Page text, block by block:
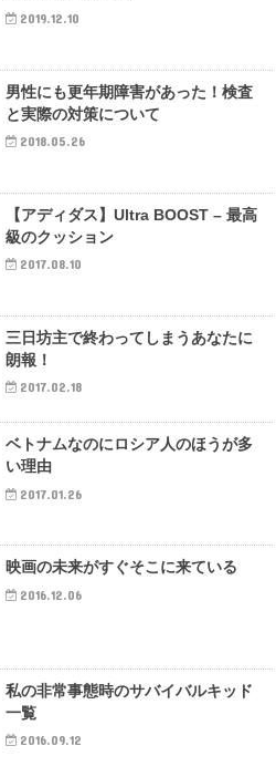
2019.12.10
男性にも更年期障害があった！検査
と実際の対策について
2018.05.26
【アディダス】Ultra BOOST – 最高
級のクッション
2017.08.10
三日坊主で終わってしまうあなたに
朗報！
2017.02.18
ベトナムなのにロシア人のほうが多
い理由
2017.01.26
映画の未来がすぐそこに来ている
2016.12.06
私の非常事態時のサバイバルキッド
一覧
2016.09.12